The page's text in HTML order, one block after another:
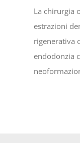
La chirurgia
estrazioni
rigenerativa
endodonzia